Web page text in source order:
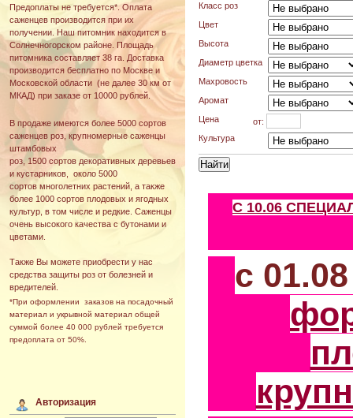
Предоплаты не требуется*. Оплата
саженцев производится при их
получении. Наш питомник находится в
Солнечногорском районе. Площадь
питомника составляет 38 га. Доставка
производится бесплатно по Москве и
Московской области (не далее 30 км от
МКАД) при заказе от 10000 рублей.
В продаже имеются более 5000 сортов
саженцев роз, крупномерные саженцы
штамбовых
роз, 1500 сортов декоративных деревьев
и кустарников, около 5000
сортов многолетних растений, а также
более 1000 сортов плодовых и ягодных
культур, в том числе и редкие. Саженцы
очень высокого качества с бутонами и
цветами.
Также Вы можете приобрести у нас
средства защиты роз от болезней и
вредителей.
*При оформлении заказов на посадочный
материал и укрывной материал общей
суммой более 40 000 рублей требуется
предоплата от 50%.
Авторизация
Класс роз
Цвет
Высота
Диаметр цветка
Махровость
Аромат
Цена
от:
Культура
С 10.06
с